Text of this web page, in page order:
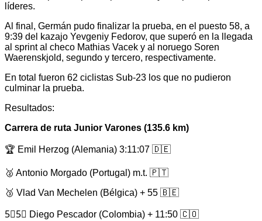
líderes.
Al final, Germán pudo finalizar la prueba, en el puesto 58, a
9:39 del kazajo Yevgeniy Fedorov, que superó en la llegada
al sprint al checo Mathias Vacek y al noruego Soren
Waerenskjold, segundo y tercero, respectivamente.
En total fueron 62 ciclistas Sub-23 los que no pudieron
culminar la prueba.
Resultados:
Carrera de ruta Junior Varones (135.6 km)
🏆 Emil Herzog (Alemania) 3:11:07 🇩🇪
🥈 Antonio Morgado (Portugal) m.t. 🇵🇹
🥉 Vlad Van Mechelen (Bélgica) + 55 🇧🇪
5⃣5⃣ Diego Pescador (Colombia) + 11:50 🇨🇴